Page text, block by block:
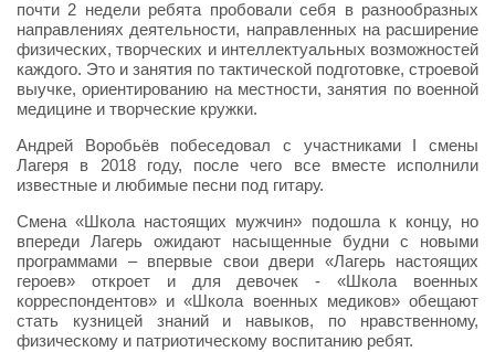
почти 2 недели ребята пробовали себя в разнообразных
направлениях деятельности, направленных на расширение
физических, творческих и интеллектуальных возможностей
каждого. Это и занятия по тактической подготовке, строевой
выучке, ориентированию на местности, занятия по военной
медицине и творческие кружки.
Андрей Воробьёв побеседовал с участниками I смены
Лагеря в 2018 году, после чего все вместе исполнили
известные и любимые песни под гитару.
Смена «Школа настоящих мужчин» подошла к концу, но
впереди Лагерь ожидают насыщенные будни с новыми
программами – впервые свои двери «Лагерь настоящих
героев» откроет и для девочек - «Школа военных
корреспондентов» и «Школа военных медиков» обещают
стать кузницей знаний и навыков, по нравственному,
физическому и патриотическому воспитанию ребят.